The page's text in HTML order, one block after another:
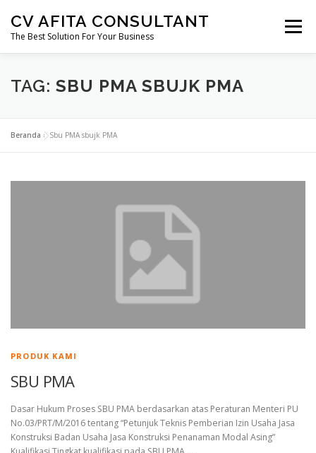
konten
CV AFITA CONSULTANT
The Best Solution For Your Business
Menu
AFITA CONSULTANT PENDIRIAN USAHA
PERIZINAN SERTIFIKASI
MARKETING FREELANCE KONSULTAN HUKUM
TAG: SBU PMA SBUJK PMA
Beranda »Sbu PMA sbujk PMA
PRODUK KAMI
SBU PMA
Dasar Hukum Proses SBU PMA berdasarkan atas Peraturan Menteri PU
No.03/PRT/M/2016 tentang “Petunjuk Teknis Pemberian Izin Usaha Jasa
Konstruksi Badan Usaha Jasa Konstruksi Penanaman Modal Asing”